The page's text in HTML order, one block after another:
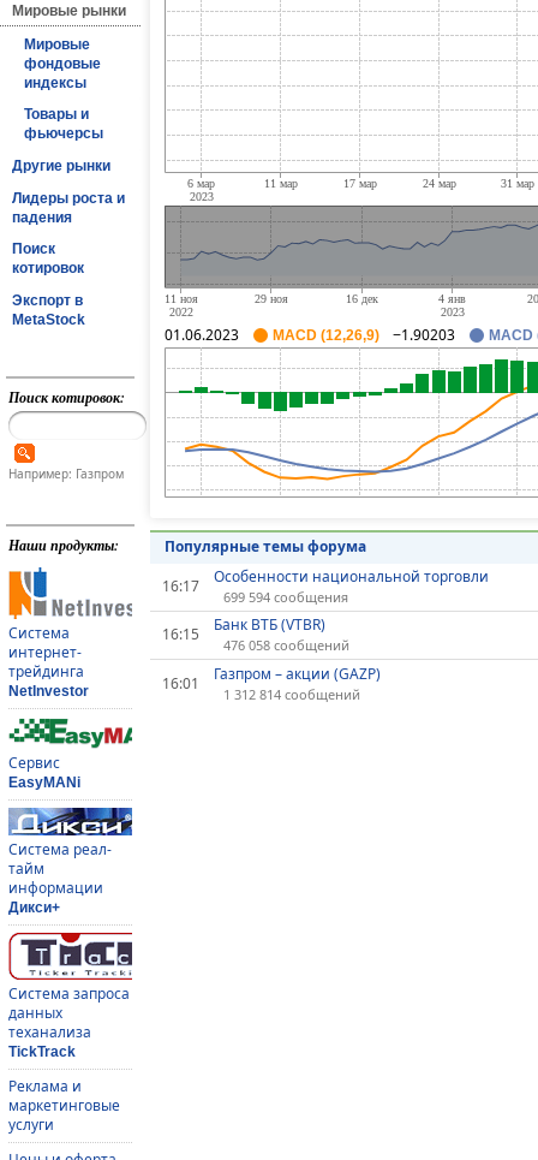
Мировые рынки
Мировые
фондовые
индексы
Товары и
фьючерсы
Другие рынки
Лидеры роста и
падения
Поиск
котировок
Экспорт в
MetaStock
Поиск котировок:
Например: Газпром
Наши продукты:
Система
интернет-
трейдинга
NetInvestor
Сервис
EasyMANi
Система реал-
тайм
информации
Дикси+
Система запроса
данных
теханализа
TickTrack
Реклама и
маркетинговые
услуги
01.06.2023 MACD (12,26,9) −1.90203 MACD
Популярные темы форума
16:17
Особенности национальной торговли
699 594 сообщения
16:15 Банк ВТБ (VTBR)
476 058 сообщений
16:01 Газпром – акции (GAZP)
1 312 814 сообщений